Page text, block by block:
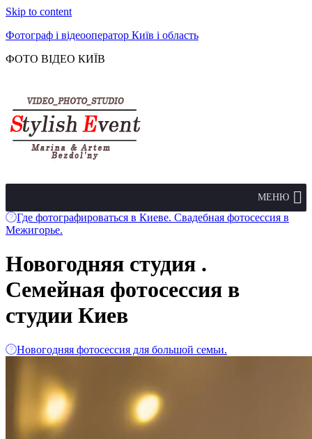
Skip to content
Фотограф і відеооператор Київ і область
ФОТО ВІДЕО КИЇВ
МЕНЮ
Где фотографироваться в Киеве. Свадебная фотосессия в
Межигорье.
Новогодняя студия .
Семейная фотосессия в
студии Киев
Новогодняя фотосессия для большой семьи.